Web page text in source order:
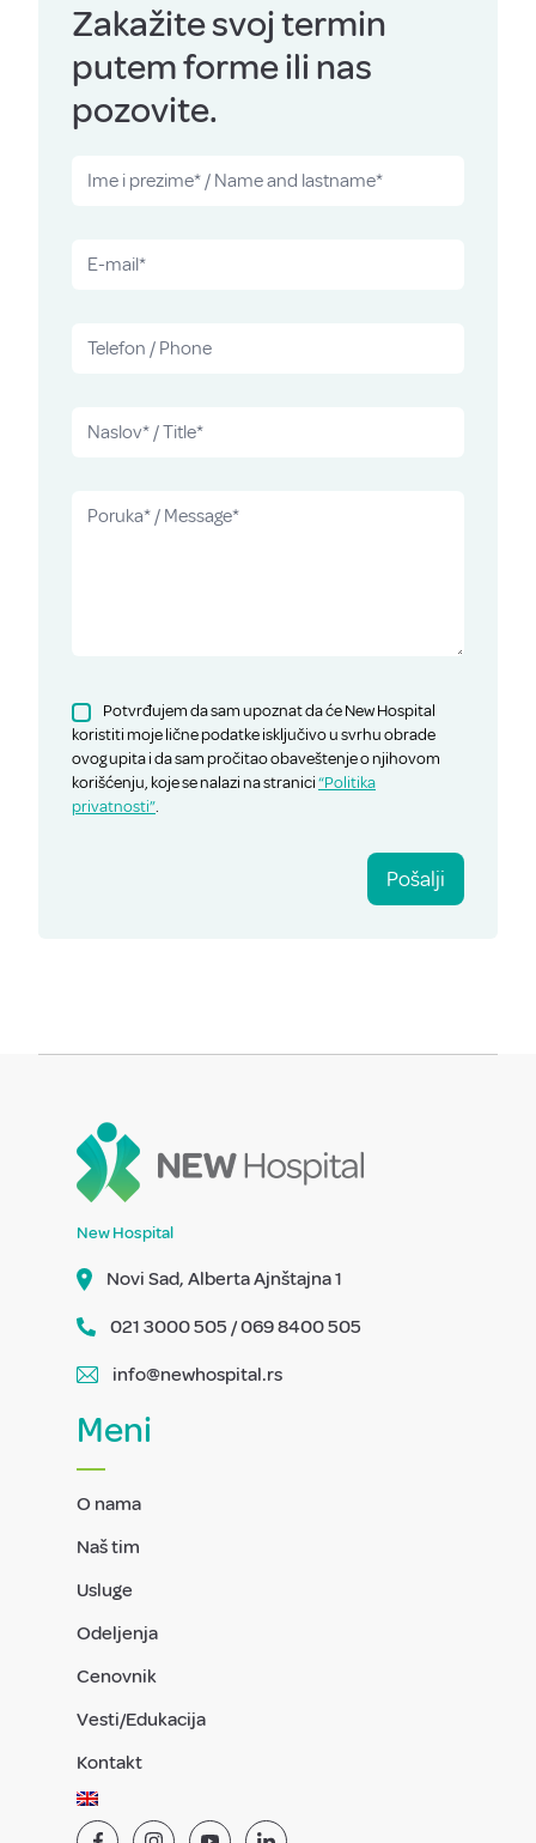
Zakažite svoj termin
putem forme ili nas
pozovite.
Potvrđujem da sam upoznat da će New Hospital
koristiti moje lične podatke isključivo u svrhu obrade
ovog upita i da sam pročitao obaveštenje o njihovom
korišćenju, koje se nalazi na stranici“Politika
privatnosti”.
Pošalji
New Hospital
Novi Sad, Alberta Ajnštajna 1
021 3000 505 / 069 8400 505
info@newhospital.rs
Meni
O nama
Naš tim
Usluge
Odeljenja
Cenovnik
Vesti/Edukacija
Kontakt